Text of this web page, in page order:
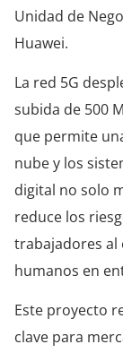
Unidad de
Huawei.
La red 5G
subida de 500
que permite
nube y los
digital no solo
reduce los
trabajadores al
humanos en
Este proyecto
clave para